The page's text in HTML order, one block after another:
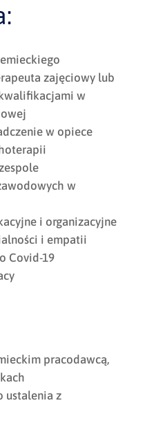
zajęciowy lub
w
w opiece
w
i organizacyjne
i empatii
Covid-19
pracodawcą,
ustalenia z